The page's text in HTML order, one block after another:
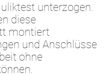
unterzogen.
diese
montiert
und Anschlüsse
ohne